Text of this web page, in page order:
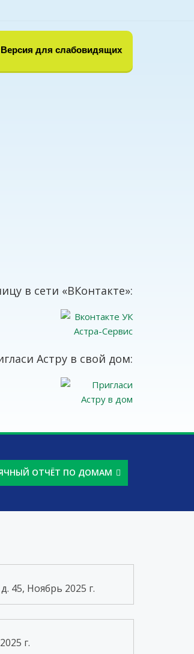
Версия для слабовидящих
в сети «ВКонтакте»:
Астру в свой дом:
ОТЧЁТ ПО ДОМАМ
45, Ноябрь 2025 г.
г.